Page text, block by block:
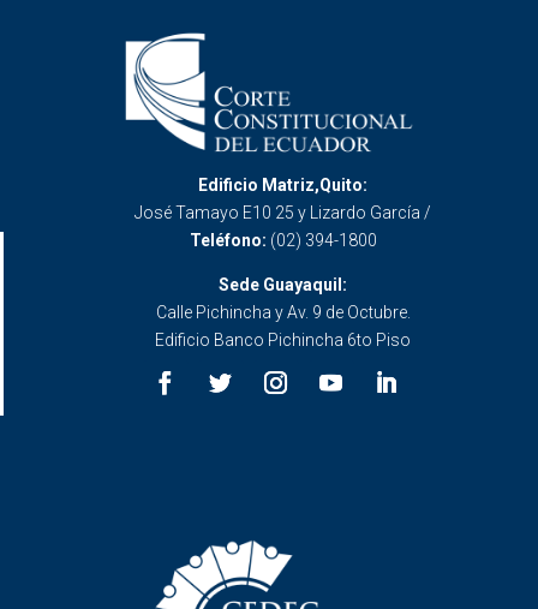
Edificio Matriz,Quito:
José Tamayo E10 25 y Lizardo García /
Teléfono: (02) 394-1800
Sede Guayaquil:
Calle Pichincha y Av. 9 de Octubre.
Edificio Banco Pichincha 6to Piso